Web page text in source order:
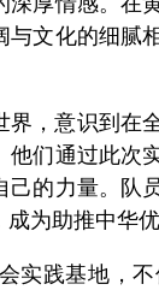
文化的细腻
，意识到在
们通过此次
的力量。队
为助推中华
实践基地，